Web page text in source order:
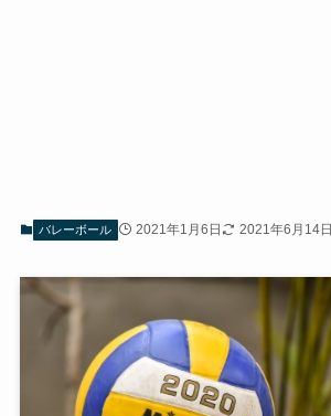
バレーボール 2021年1月6日 2021年6月14日